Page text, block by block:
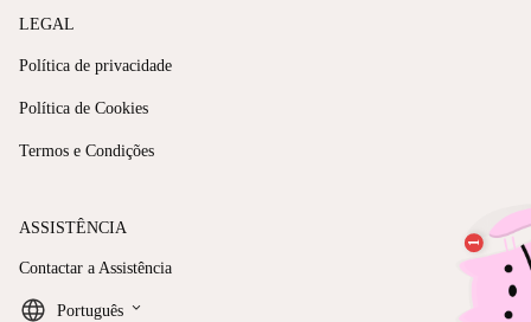
LEGAL
Política de privacidade
Política de Cookies
Termos e Condições
ASSISTÊNCIA
Contactar a Assistência
Português keyboard_arrow_down